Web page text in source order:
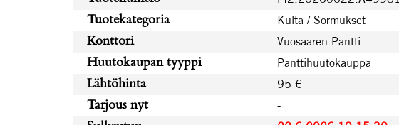
Tuotekategoria Kulta / Sormukset
Konttori Vuosaaren Pantti
Huutokaupan tyyppi Panttihuutokauppa
Lähtöhinta 95 €
Tarjous nyt -